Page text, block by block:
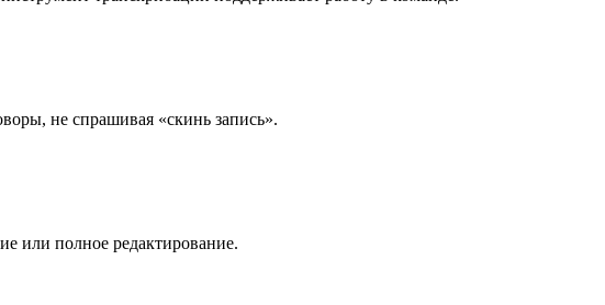
не спрашивая «скинь запись».
или полное редактирование.